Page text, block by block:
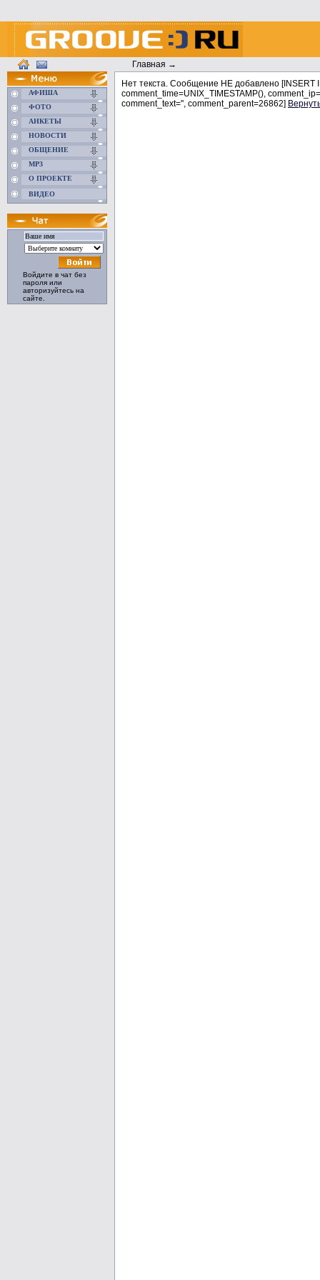
АФИША
ФОТО
АНКЕТЫ
НОВОСТИ
ОБЩЕНИЕ
MP3
О ПРОЕКТЕ
ВИДЕО
Войдите в чат без
пароля или
авторизуйтесь на
сайте.
Главная →
Нет текста. Сообщение НЕ добавлено [INSERT
comment_time=UNIX_TIMESTAMP(),
comment_text='', comment_parent=26862]